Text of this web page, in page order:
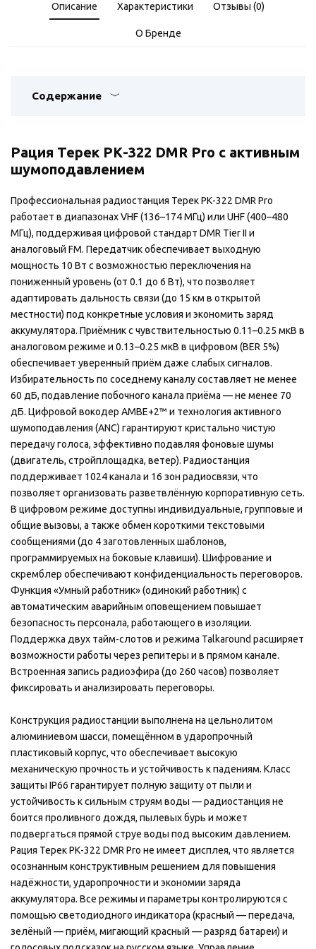
Описание Характеристики Отзывы (0)
О Бренде
Содержание
Рация Терек РК-322 DMR Pro с активным
шумоподавлением
Профессиональная радиостанция Терек РК-322 DMR Pro
работает в диапазонах VHF (136–174 МГц) или UHF (400–480
МГц), поддерживая цифровой стандарт DMR Tier II и
аналоговый FM. Передатчик обеспечивает выходную
мощность 10 Вт с возможностью переключения на
пониженный уровень (от 0.1 до 6 Вт), что позволяет
адаптировать дальность связи (до 15 км в открытой
местности) под конкретные условия и экономить заряд
аккумулятора. Приёмник с чувствительностью 0.11–0.25 мкВ в
аналоговом режиме и 0.13–0.25 мкВ в цифровом (BER 5%)
обеспечивает уверенный приём даже слабых сигналов.
Избирательность по соседнему каналу составляет не менее
60 дБ, подавление побочного канала приёма — не менее 70
дБ. Цифровой вокодер AMBE+2™ и технология активного
шумоподавления (ANC) гарантируют кристально чистую
передачу голоса, эффективно подавляя фоновые шумы
(двигатель, стройплощадка, ветер). Радиостанция
поддерживает 1024 канала и 16 зон радиосвязи, что
позволяет организовать разветвлённую корпоративную сеть.
В цифровом режиме доступны индивидуальные, групповые и
общие вызовы, а также обмен короткими текстовыми
сообщениями (до 4 заготовленных шаблонов,
программируемых на боковые клавиши). Шифрование и
скремблер обеспечивают конфиденциальность переговоров.
Функция «Умный работник» (одинокий работник) с
автоматическим аварийным оповещением повышает
безопасность персонала, работающего в изоляции.
Поддержка двух тайм-слотов и режима Talkaround расширяет
возможности работы через репитеры и в прямом канале.
Встроенная запись радиоэфира (до 260 часов) позволяет
фиксировать и анализировать переговоры.
Конструкция радиостанции выполнена на цельнолитом
алюминиевом шасси, помещённом в ударопрочный
пластиковый корпус, что обеспечивает высокую
механическую прочность и устойчивость к падениям. Класс
защиты IP66 гарантирует полную защиту от пыли и
устойчивость к сильным струям воды — радиостанция не
боится проливного дождя, пылевых бурь и может
подвергаться прямой струе воды под высоким давлением.
Рация Терек РК-322 DMR Pro не имеет дисплея, что является
осознанным конструктивным решением для повышения
надёжности, ударопрочности и экономии заряда
аккумулятора. Все режимы и параметры контролируются с
помощью светодиодного индикатора (красный — передача,
зелёный — приём, мигающий красный — разряд батареи) и